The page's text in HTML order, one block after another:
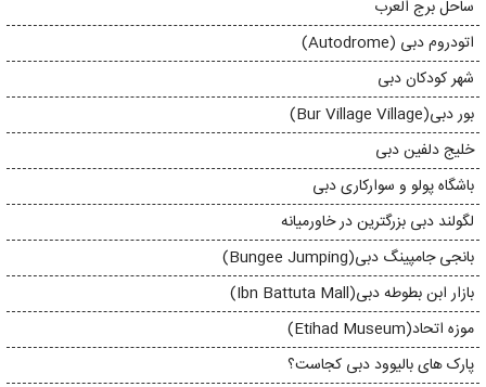
ساحل برج العرب
اتودروم دبی (Autodrome)
شهر کودکان دبی
بور دبی(Bur Village Village)
خلیج دلفین دبی
باشگاه پولو و سوارکاری دبی
لگولند دبی بزرگترین در خاورمیانه
بانجی جامپینگ دبی(Bungee Jumping)
بازار ابن بطوطه دبی(Ibn Battuta Mall)
موزه اتحاد(Etihad Museum)
پارک های بالیوود دبی کجاست؟